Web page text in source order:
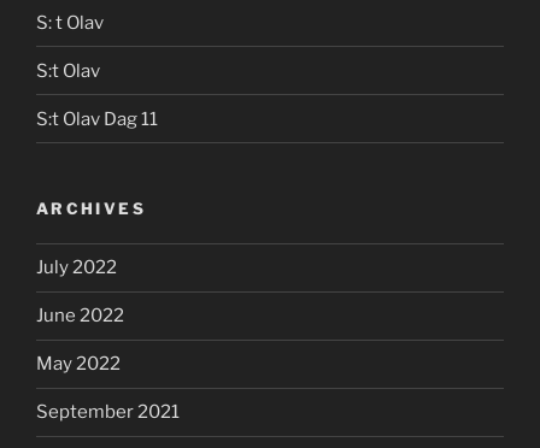
S: t Olav
S:t Olav
S:t Olav Dag 11
ARCHIVES
July 2022
June 2022
May 2022
September 2021